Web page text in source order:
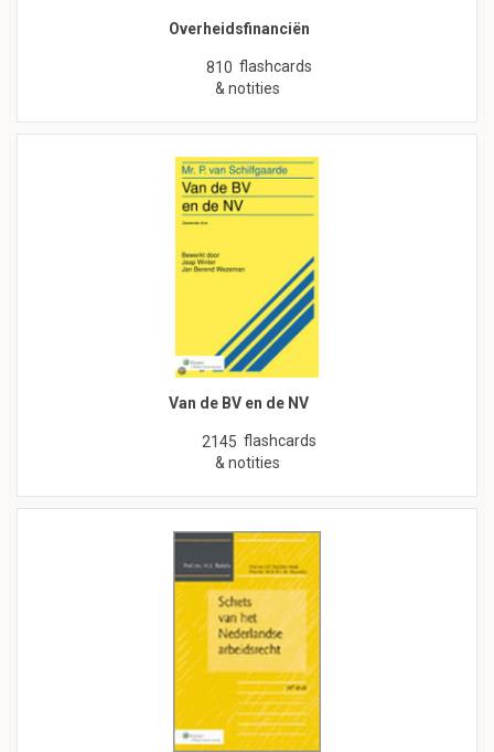
Overheidsfinanciën
810 flashcards
& notities
Van de BV en de NV
2145 flashcards
& notities